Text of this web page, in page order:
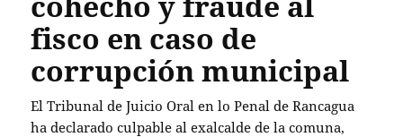
fisco en caso de
corrupción municipal
El Tribunal de Juicio Oral en lo Penal de Rancagua
ha declarado culpable al exalcalde de la comuna,